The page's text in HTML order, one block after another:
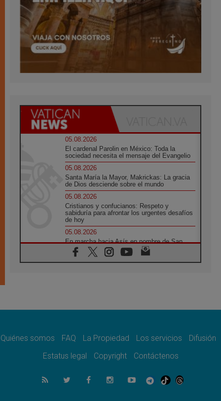
05.08.2026
El cardenal Parolin en México: Toda la
sociedad necesita el mensaje del Evangelio
05.08.2026
Santa María la Mayor, Makrickas: La gracia
de Dios desciende sobre el mundo
05.08.2026
Cristianos y confucianos: Respeto y
sabiduría para afrontar los urgentes desafíos
de hoy
05.08.2026
En marcha hacia Asís en nombre de San
Francisco, a la espera de León
05.08.2026
quienes bendicen la guerra
Ucrania: Ataque masivo en Kyiv durante la
05.08.2026
Colombo: "La visita del Papa a Argentina
Quiénes somos FAQ La Propiedad Los servicios
Difusión
Estatus legal
Copyright Contáctenos